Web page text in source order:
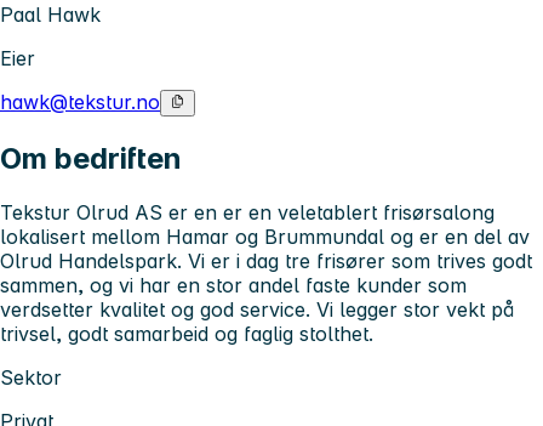
Paal Hawk
Eier
hawk@tekstur.no
Om bedriften
Tekstur Olrud AS er en er en veletablert frisørsalong
lokalisert mellom Hamar og Brummundal og er en del av
Olrud Handelspark. Vi er i dag tre frisører som trives godt
sammen, og vi har en stor andel faste kunder som
verdsetter kvalitet og god service. Vi legger stor vekt på
trivsel, godt samarbeid og faglig stolthet.
Sektor
Privat